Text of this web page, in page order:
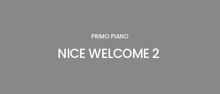
PRIMO PIANO
NICE WELCOME 2